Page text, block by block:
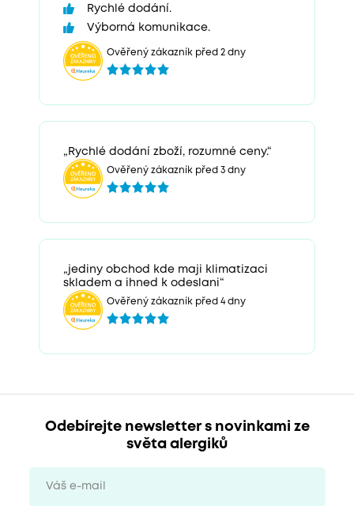
Rychlé dodání.
Výborná komunikace.
Ověřený zákazník před 2 dny
„Rychlé dodání zboží, rozumné ceny.“
Ověřený zákazník před 3 dny
„jediny obchod kde maji klimatizaci
skladem a ihned k odeslani“
Ověřený zákazník před 4 dny
Odebírejte newsletter s novinkami ze
světa alergiků